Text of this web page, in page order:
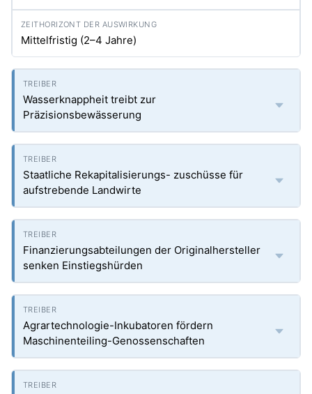
Mittelfristig (2–4 Jahre)
Wasserknappheit treibt zur
Präzisionsbewässerung
Staatliche Rekapitalisierungs- zuschüsse für
aufstrebende Landwirte
Finanzierungsabteilungen der Originalhersteller
senken Einstiegshürden
Agrartechnologie-Inkubatoren fördern
Maschinenteiling-Genossenschaften